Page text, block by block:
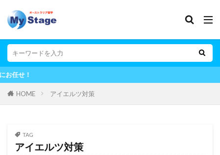
HOME アイエルツ対策
TAG
アイエルツ対策